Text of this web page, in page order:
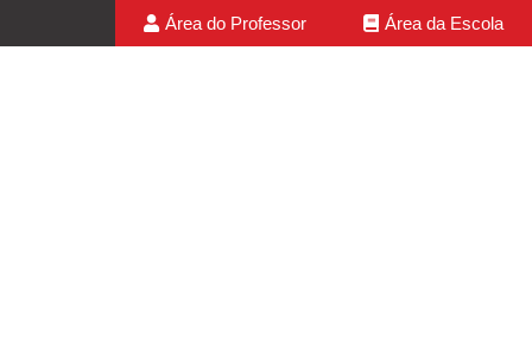
Área do Professor Área da Escola